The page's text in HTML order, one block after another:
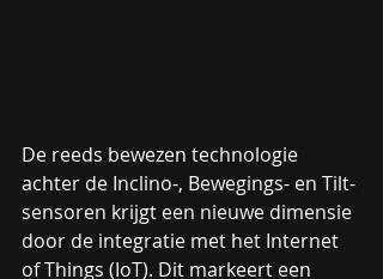
De reeds bewezen technologie
achter de Inclino-, Bewegings- en Tilt-
sensoren krijgt een nieuwe dimensie
door de integratie met het Internet
of Things (IoT). Dit markeert een